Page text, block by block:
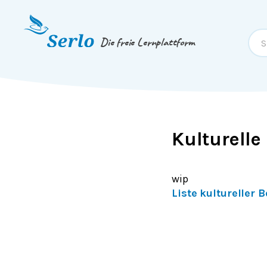
Springe zum
Die freie Lernplattform
Kulturelle
wip
Liste kultureller